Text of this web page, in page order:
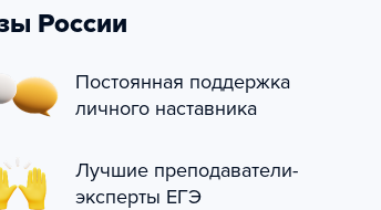
России
Постоянная поддержка
личного наставника
Лучшие преподаватели-
эксперты ЕГЭ